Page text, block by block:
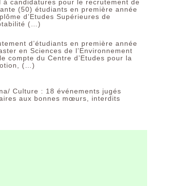
à candidatures pour le recrutement de
(50) étudiants en première année
d’Etudes Supérieures de
(…)
d’étudiants en première année
en Sciences de l’Environnement
compte du Centre d’Etudes pour la
(…)
Culture : 18 événements jugés
aux bonnes mœurs, interdits